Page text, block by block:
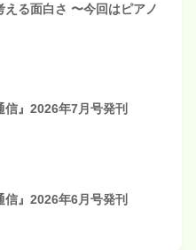
える面白さ 〜今回はピアノ
信』2026年7月号発刊
信』2026年6月号発刊